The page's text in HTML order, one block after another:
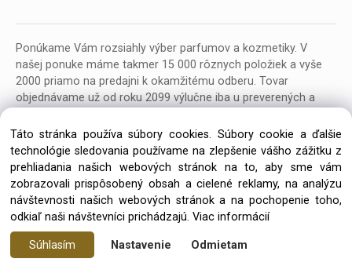
Ponúkame Vám rozsiahly výber parfumov a kozmetiky. V
našej ponuke máme takmer 15 000 rôznych položiek a vyše
2000 priamo na predajni k okamžitému odberu. Tovar
objednávame už od roku 2099 výlučne iba u preverených a
Copyright © 2026 Parfumeria ORION, All rights reserved
Táto stránka používa súbory cookies. Súbory cookie a ďalšie
technológie sledovania používame na zlepšenie vášho zážitku z
prehliadania našich webových stránok na to, aby sme vám
zobrazovali prispôsobený obsah a cielené reklamy, na analýzu
návštevnosti našich webových stránok a na pochopenie toho,
odkiaľ naši návštevníci prichádzajú. Viac informácií
Súhlasím Nastavenie Odmietam